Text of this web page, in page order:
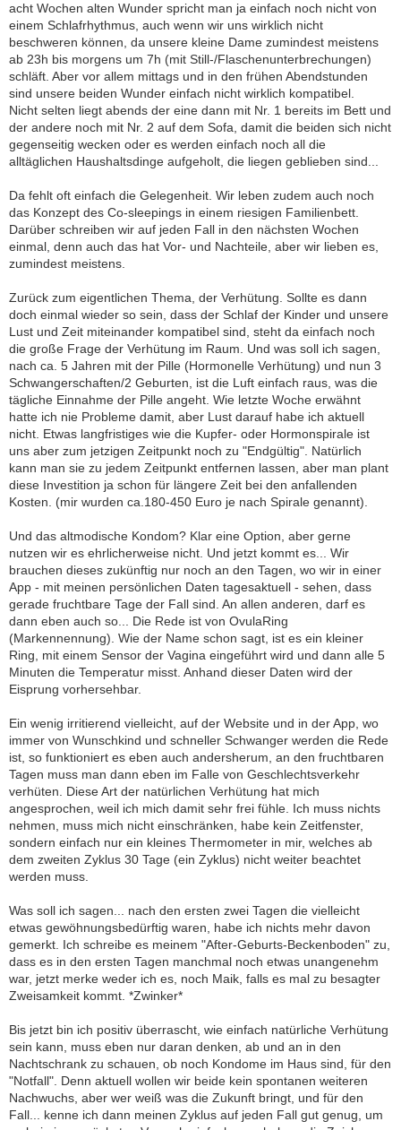
acht Wochen alten Wunder spricht man ja einfach noch nicht von
einem Schlafrhythmus, auch wenn wir uns wirklich nicht
beschweren können, da unsere kleine Dame zumindest meistens
ab 23h bis morgens um 7h (mit Still-/Flaschenunterbrechungen)
schläft. Aber vor allem mittags und in den frühen Abendstunden
sind unsere beiden Wunder einfach nicht wirklich kompatibel.
Nicht selten liegt abends der eine dann mit Nr. 1 bereits im Bett und
der andere noch mit Nr. 2 auf dem Sofa, damit die beiden sich nicht
gegenseitig wecken oder es werden einfach noch all die
alltäglichen Haushaltsdinge aufgeholt, die liegen geblieben sind...
Da fehlt oft einfach die Gelegenheit. Wir leben zudem auch noch
das Konzept des Co-sleepings in einem riesigen Familienbett.
Darüber schreiben wir auf jeden Fall in den nächsten Wochen
einmal, denn auch das hat Vor- und Nachteile, aber wir lieben es,
zumindest meistens.
Zurück zum eigentlichen Thema, der Verhütung. Sollte es dann
doch einmal wieder so sein, dass der Schlaf der Kinder und unsere
Lust und Zeit miteinander kompatibel sind, steht da einfach noch
die große Frage der Verhütung im Raum. Und was soll ich sagen,
nach ca. 5 Jahren mit der Pille (Hormonelle Verhütung) und nun 3
Schwangerschaften/2 Geburten, ist die Luft einfach raus, was die
tägliche Einnahme der Pille angeht. Wie letzte Woche erwähnt
hatte ich nie Probleme damit, aber Lust darauf habe ich aktuell
nicht. Etwas langfristiges wie die Kupfer- oder Hormonspirale ist
uns aber zum jetzigen Zeitpunkt noch zu "Endgültig". Natürlich
kann man sie zu jedem Zeitpunkt entfernen lassen, aber man plant
diese Investition ja schon für längere Zeit bei den anfallenden
Kosten. (mir wurden ca.180-450 Euro je nach Spirale genannt).
Und das altmodische Kondom? Klar eine Option, aber gerne
nutzen wir es ehrlicherweise nicht. Und jetzt kommt es... Wir
brauchen dieses zukünftig nur noch an den Tagen, wo wir in einer
App - mit meinen persönlichen Daten tagesaktuell - sehen, dass
gerade fruchtbare Tage der Fall sind. An allen anderen, darf es
dann eben auch so... Die Rede ist von OvulaRing
(Markennennung). Wie der Name schon sagt, ist es ein kleiner
Ring, mit einem Sensor der Vagina eingeführt wird und dann alle 5
Minuten die Temperatur misst. Anhand dieser Daten wird der
Eisprung vorhersehbar.
Ein wenig irritierend vielleicht, auf der Website und in der App, wo
immer von Wunschkind und schneller Schwanger werden die Rede
ist, so funktioniert es eben auch andersherum, an den fruchtbaren
Tagen muss man dann eben im Falle von Geschlechtsverkehr
verhüten. Diese Art der natürlichen Verhütung hat mich
angesprochen, weil ich mich damit sehr frei fühle. Ich muss nichts
nehmen, muss mich nicht einschränken, habe kein Zeitfenster,
sondern einfach nur ein kleines Thermometer in mir, welches ab
dem zweiten Zyklus 30 Tage (ein Zyklus) nicht weiter beachtet
werden muss.
Was soll ich sagen... nach den ersten zwei Tagen die vielleicht
etwas gewöhnungsbedürftig waren, habe ich nichts mehr davon
gemerkt. Ich schreibe es meinem "After-Geburts-Beckenboden" zu,
dass es in den ersten Tagen manchmal noch etwas unangenehm
war, jetzt merke weder ich es, noch Maik, falls es mal zu besagter
Zweisamkeit kommt. *Zwinker*
Bis jetzt bin ich positiv überrascht, wie einfach natürliche Verhütung
sein kann, muss eben nur daran denken, ab und an in den
Nachtschrank zu schauen, ob noch Kondome im Haus sind, für den
"Notfall". Denn aktuell wollen wir beide kein spontanen weiteren
Nachwuchs, aber wer weiß was die Zukunft bringt, und für den
Fall... kenne ich dann meinen Zyklus auf jeden Fall gut genug, um